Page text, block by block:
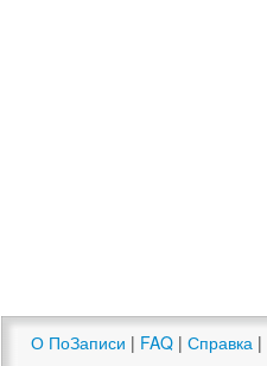
О ПоЗаписи | FAQ | Справка |